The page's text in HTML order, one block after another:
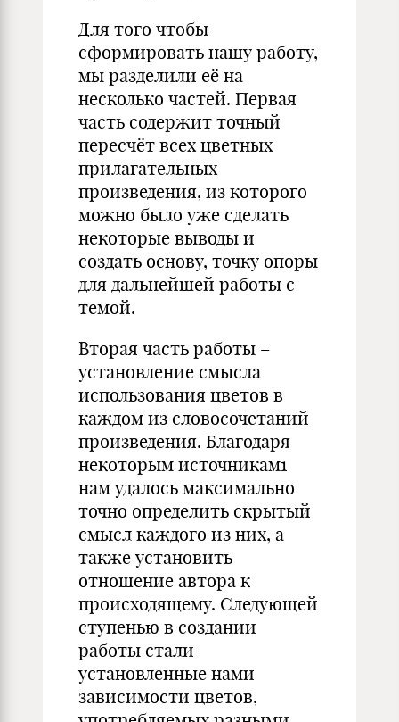
Для того чтобы
сформировать нашу работу,
мы разделили её на
несколько частей. Первая
часть содержит точный
пересчёт всех цветных
прилагательных
произведения, из которого
можно было уже сделать
некоторые выводы и
создать основу, точку опоры
для дальнейшей работы с
темой.
Вторая часть работы –
установление смысла
использования цветов в
каждом из словосочетаний
произведения. Благодаря
некоторым источникам1
нам удалось максимально
точно определить скрытый
смысл каждого из них, а
также установить
отношение автора к
происходящему. Следующей
ступенью в создании
работы стали
установленные нами
зависимости цветов,